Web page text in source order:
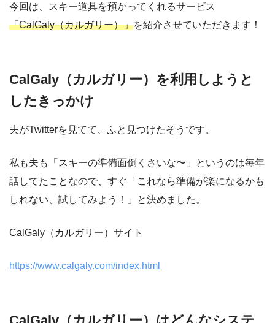
今回は、スキー道具を預かってくれるサービス
「CalGaly（カルガリー）」を紹介させていただきます！
CalGaly（カルガリー）を利用しようと
したきっかけ
夫がTwitterを見てて、ふと見つけたそうです。
私も夫も「スキーの準備面倒くさいな〜」というのは毎年
話してたことなので、すぐ「これなら準備が楽になるかも
しれない、試してみよう！」と決めました。
CalGaly（カルガリー）サイト
https://www.calgaly.com/index.html